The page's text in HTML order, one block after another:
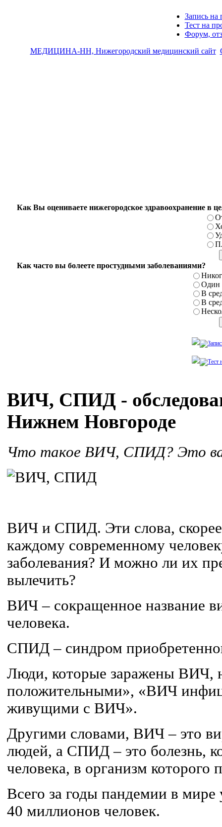
Запись на
Тест на
Форум,
МЕДИЦИНА-НН, Нижегородский медицинский сайт
Как Вы оцениваете нижегородское здравоохранение в
Как часто вы болеете простудными заболеваниями?
Один
В
В
ВИЧ, СПИД -
Нижнем Новгороде
Что такое ВИЧ, СПИД? Это
ВИЧ и СПИД. Эти слова,
каждому современному
заболевания? И можно ли их
вылечить?
ВИЧ – сокращенное название
человека.
СПИД – синдром
Люди, которые заражены ВИЧ,
положительными», «ВИЧ
живущими с ВИЧ».
Другими словами, ВИЧ – это
людей, а СПИД – это болезнь,
человека, в организм
Всего за годы пандемии в
40 миллионов человек.